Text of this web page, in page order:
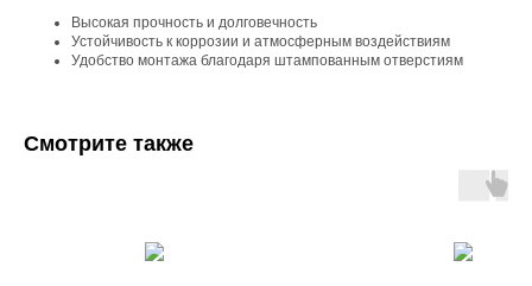
Высокая прочность и долговечность
Устойчивость к коррозии и атмосферным воздействиям
Удобство монтажа благодаря штампованным отверстиям
Смотрите также